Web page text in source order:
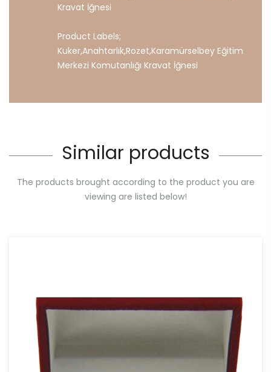
Kravat İğnesi
Product Labels;
Kuker,Anahtarlık,Rozet,Karamürselbey Eğitim
Merkezi Komutanlığı Kravat İğnesi
Similar products
The products brought according to the product you are
viewing are listed below!